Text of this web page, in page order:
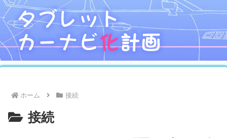
ホーム 接続
接続